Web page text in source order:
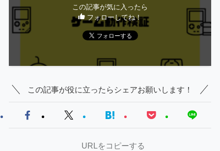
この記事が気に入ったら
フォローしてね！
この記事が役に立ったらシェアお願いします！
URLをコピーする